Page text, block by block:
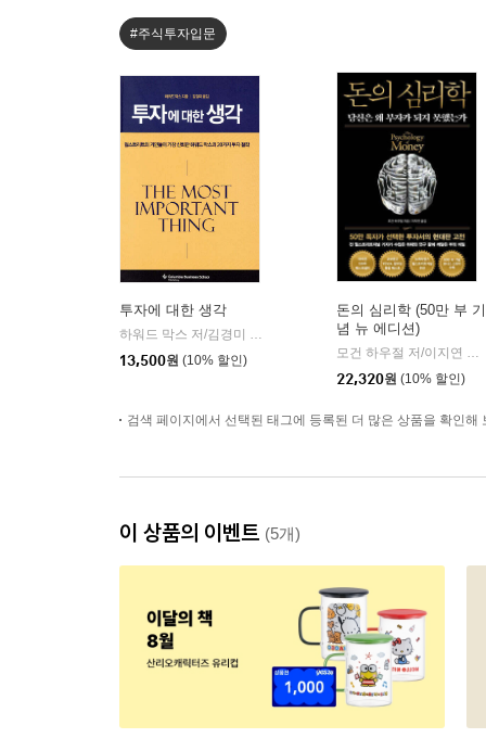
#주식투자입문
투자에 대한 생각
하워드 막스 저/김경미 역
13,500원 (10% 할인)
돈의 심리학 (50만 부 기
념 뉴 에디션)
모건 하우절 저/이지연 역
22,320원 (10% 할인)
검색 페이지에서 선택된 태그에 등록된 더 많은 상품을 확인해
이 상품의 이벤트 (5개)